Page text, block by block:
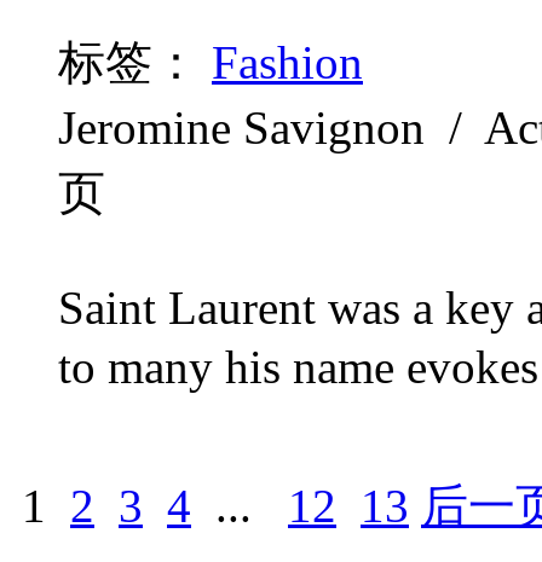
标签： Fashion
Jeromine Savignon /
页
Saint Laurent was a key
to many his name
1 2 3 4 ... 12 13 后一